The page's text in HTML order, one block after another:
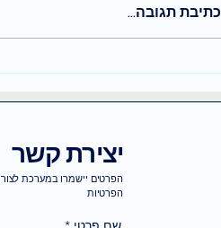
בחירה חופשית והקשבה לקצב
כתיבת תגובה...
יצירת קשר
הפרטים יישמרו במערכת
הפרטיות